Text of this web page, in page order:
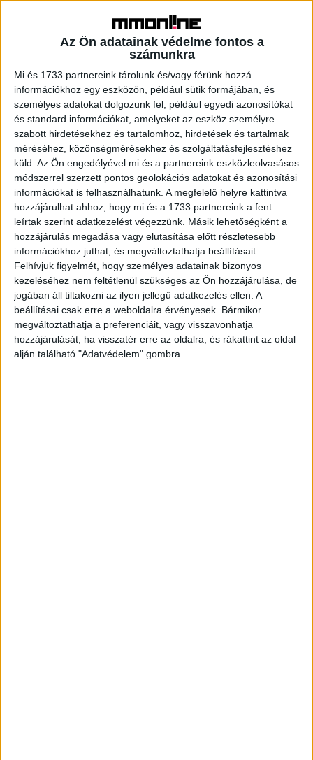
Az Ön adatainak védelme fontos a
számunkra
Mi és 1733 partnereink tárolunk és/vagy férünk hozzá
információkhoz egy eszközön, például sütik formájában, és
személyes adatokat dolgozunk fel, például egyedi azonosítókat
és standard információkat, amelyeket az eszköz személyre
szabott hirdetésekhez és tartalomhoz, hirdetések és tartalmak
méréséhez, közönségmérésekhez és szolgáltatásfejlesztéshez
küld. Az Ön engedélyével mi és a partnereink eszközleolvasásos
módszerrel szerzett pontos geolokációs adatokat és azonosítási
információkat is felhasználhatunk. A megfelelő helyre kattintva
hozzájárulhat ahhoz, hogy mi és a 1733 partnereink a fent
leírtak szerint adatkezelést végezzünk. Másik lehetőségként a
hozzájárulás megadása vagy elutasítása előtt részletesebb
információkhoz juthat, és megváltoztathatja beállításait.
Felhívjuk figyelmét, hogy személyes adatainak bizonyos
kezeléséhez nem feltétlenül szükséges az Ön hozzájárulása, de
jogában áll tiltakozni az ilyen jellegű adatkezelés ellen. A
beállításai csak erre a weboldalra érvényesek. Bármikor
megváltoztathatja a preferenciáit, vagy visszavonhatja
hozzájárulását, ha visszatér erre az oldalra, és rákattint az oldal
alján található "Adatvédelem" gombra.
A jelentés szerint 7 országban 10 százalék fölötti
növekedést mértek a digitális reklámköltésben. A
legnagyobb fejlődés Törökországban volt, ahol 34,8
százalékos volt a bővülés üteme tavaly 2019-hez képest.
Nyugat-Európában pedig Németország tudta felmutatni a
legnagyobb mértékű fejlődést, ott 10,4 százalékkal nőtt a
piac.
Érdekesség, hogy a vizsgált 28 ország közül 13 esetében
már a digitális költés adja a teljes reklámpiac több mint
felét. A legnagyobb piac az Egyesült Királyság, ahol tavaly
22,5 milliárd eurós volt a digitális hirdetési szegmens. Az
öt legnagyobb piac adja egyébként a vizsgált 28 ország
költésének mintegy kétharmadát, összesen 47,4 milliárd
eurót.
CÍMKÉK digitális reklámpiac display
Egyesült Királyság
hirdetés
IAB Europe Németország Törökország